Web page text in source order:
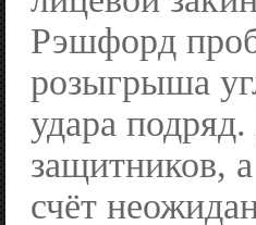
Рэшфорд
розыгрыша
удара
защитников,
счёт